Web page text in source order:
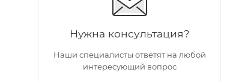
Нужна консультация?
Наши специалисты ответят на любой
интересующий вопрос